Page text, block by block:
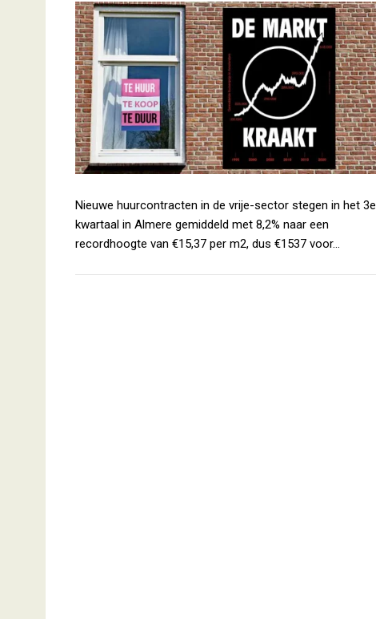
Nieuwe huurcontracten in de vrije-sector stegen in het 3e
kwartaal in Almere gemiddeld met 8,2% naar een
recordhoogte van €15,37 per m2, dus €1537 voor…